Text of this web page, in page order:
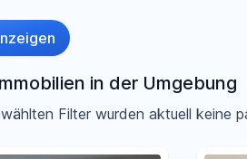
in der Umgebung
Filter wurden aktuell keine